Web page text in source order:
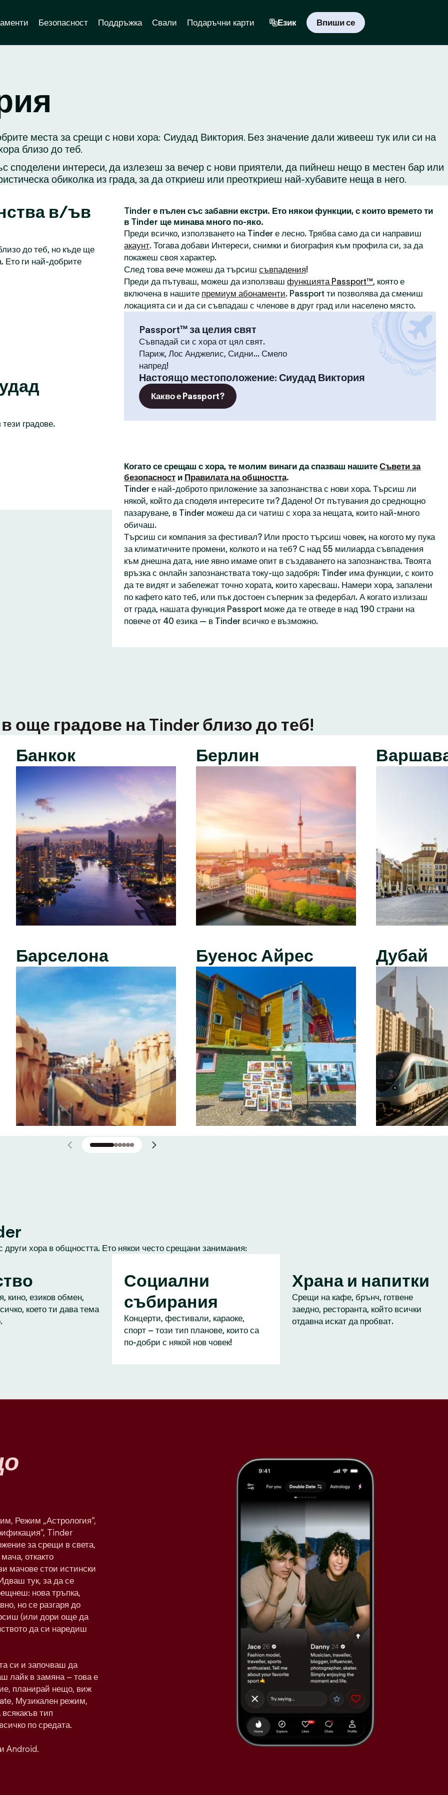
Безопасност Поддръжка Свали Подаръчни карти Език Впиши се
места за срещи с нови хора: Сиудад Виктория. Без значение дали живееш тук или си на
близо до теб.
интереси, да излезеш за вечер с нови приятели, да пийнеш нещо в местен бар или
обиколка из града, за да откриеш или преоткриеш най-хубавите неща в него.
в/ъв
до теб, но къде ще
Ето ги най-добрите
градове.
Tinder е пълен със забавни екстри. Ето някои функции, с които времето ти
в Tinder ще минава много по-яко.
Преди всичко, използването на Tinder е лесно. Трябва само да си направиш
акаунт. Тогава добави Интереси, снимки и биография към профила си, за да
покажеш своя характер.
След това вече можеш да търсиш съвпадения!
Преди да пътуваш, можеш да използваш функцията Passport™, която е
включена в нашите премиум абонаменти. Passport ти позволява да смениш
локацията си и да си съвпадаш с членове в друг град или населено място.
Passport™ за целия свят
Съвпадай си с хора от цял свят.
Париж, Лос Анджелис, Сидни... Смело
напред!
Настоящо местоположение: Сиудад Виктория
Какво е Passport?
Когато се срещаш с хора, те молим винаги да спазваш нашите Съвети за
безопасност и Правилата на общността.
Tinder е най-доброто приложение за запознанства с нови хора. Търсиш ли
някой, който да споделя интересите ти? Дадено! От пътувания до среднощно
пазаруване, в Tinder можеш да си чатиш с хора за нещата, които най-много
обичаш.
Търсиш си компания за фестивал? Или просто търсиш човек, на когото му пука
за климатичните промени, колкото и на теб? С над 55 милиарда съвпадения
към днешна дата, ние явно имаме опит в създаването на запознанства. Твоята
връзка с онлайн запознанствата току-що задобря: Tinder има функции, с които
да те видят и забележат точно хората, които харесваш. Намери хора, запалени
по кафето като теб, или пък достоен съперник за федербал. А когато излизаш
от града, нашата функция Passport може да те отведе в над 190 страни на
повече от 40 езика — в Tinder всичко е възможно.
още градове на Tinder близо до теб!
Банкок
Барселона
Берлин
Буенос Айрес Дубай
хора в общността. Ето някои често срещани занимания:
кино, езиков обмен,
което ти дава тема
Социални
събирания
Концерти, фестивали, караоке,
спорт – този тип планове, които са
по-добри с някой нов човек!
Храна и напитки
Срещи на кафе, брънч, готвене
заедно, ресторанта, който всички
отдавна искат да пробват.
Режим „Астрология“,
Tinder
за срещи в света,
откакто
мачове стои истински
тук, за да се
нова тръпка,
но се разгаря до
(или дори още да
да си наредиш
си и започваш да
лайк в замяна – това е
планирай нещо, виж
Музикален режим,
тип
по средата.
Android.